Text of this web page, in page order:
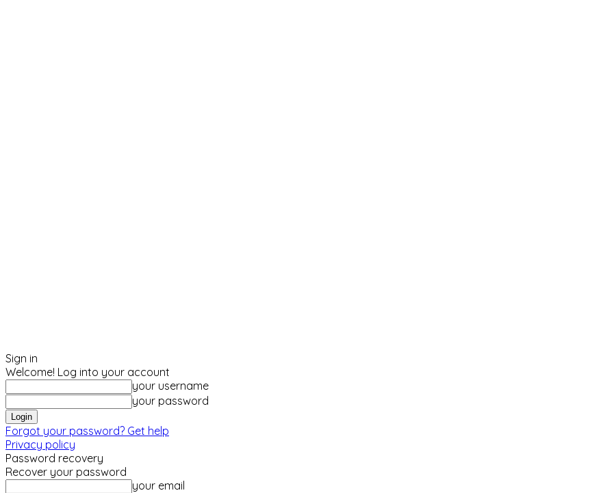
Sign in
Welcome! Log into your account
your username
your password
Forgot your password? Get help
Privacy policy
Password recovery
Recover your password
your email